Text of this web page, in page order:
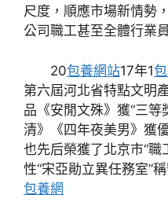
尺度，順應市場新情勢
公司職工甚至全體行業
20包養網站17年1
第六屆河北省特點文明
品《安閒文殊》獲“三
清》《四年夜美男》獲
也先后榮獲了北京市“職
性“宋亞勛立異任務室”稱
包養網